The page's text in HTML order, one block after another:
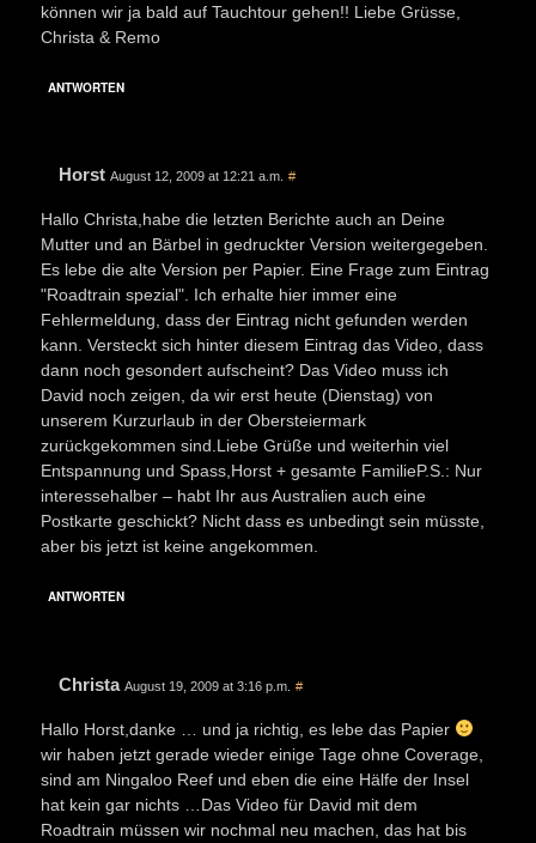
können wir ja bald auf Tauchtour gehen!! Liebe Grüsse,
Christa & Remo
ANTWORTEN
Horst August 12, 2009 at 12:21 a.m. #
Hallo Christa,habe die letzten Berichte auch an Deine
Mutter und an Bärbel in gedruckter Version weitergegeben.
Es lebe die alte Version per Papier. Eine Frage zum Eintrag
"Roadtrain spezial". Ich erhalte hier immer eine
Fehlermeldung, dass der Eintrag nicht gefunden werden
kann. Versteckt sich hinter diesem Eintrag das Video, dass
dann noch gesondert aufscheint? Das Video muss ich
David noch zeigen, da wir erst heute (Dienstag) von
unserem Kurzurlaub in der Obersteiermark
zurückgekommen sind.Liebe Grüße und weiterhin viel
Entspannung und Spass,Horst + gesamte FamilieP.S.: Nur
interessehalber – habt Ihr aus Australien auch eine
Postkarte geschickt? Nicht dass es unbedingt sein müsste,
aber bis jetzt ist keine angekommen.
ANTWORTEN
Christa August 19, 2009 at 3:16 p.m. #
Hallo Horst,danke … und ja richtig, es lebe das Papier
wir haben jetzt gerade wieder einige Tage ohne Coverage,
sind am Ningaloo Reef und eben die eine Hälfe der Insel
hat kein gar nichts …Das Video für David mit dem
Roadtrain müssen wir nochmal neu machen, das hat bis